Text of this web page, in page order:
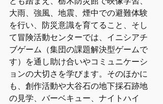
大雨、強風、地震、煙中での避難体験
を行い、防災意識を育てること、そし
て冒険活動センターでは、イニシアチ
ブゲーム（集団の課題解決型ゲームで
す）を通し助け合いやコミュニケーシ
ョンの大切さを学びます。そのほかに
も、創作活動や大谷石の地下採石跡地
の見学、バーベキュー、ナイトハイ